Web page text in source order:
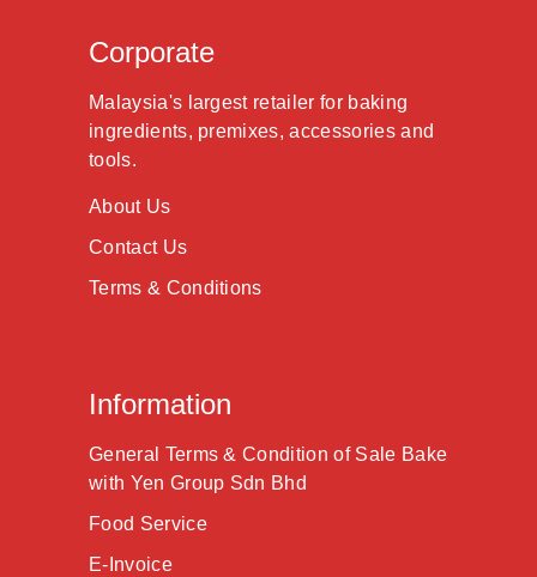
Corporate
Malaysia's largest retailer for baking
ingredients, premixes, accessories and
tools.
About Us
Contact Us
Terms & Conditions
Information
General Terms & Condition of Sale Bake
with Yen Group Sdn Bhd
Food Service
E-Invoice